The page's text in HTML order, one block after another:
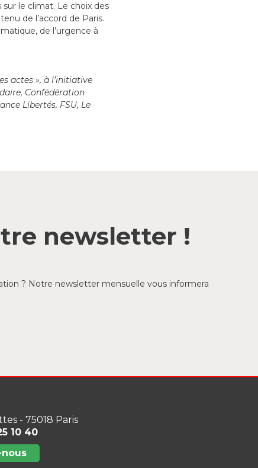
le climat. Le choix des
de l’accord de Paris.
de l’urgence à
actes », à l’initiative
Confédération
Libertés, FSU, Le
newsletter !
? Notre newsletter mensuelle vous informera
- 75018 Paris
10 40